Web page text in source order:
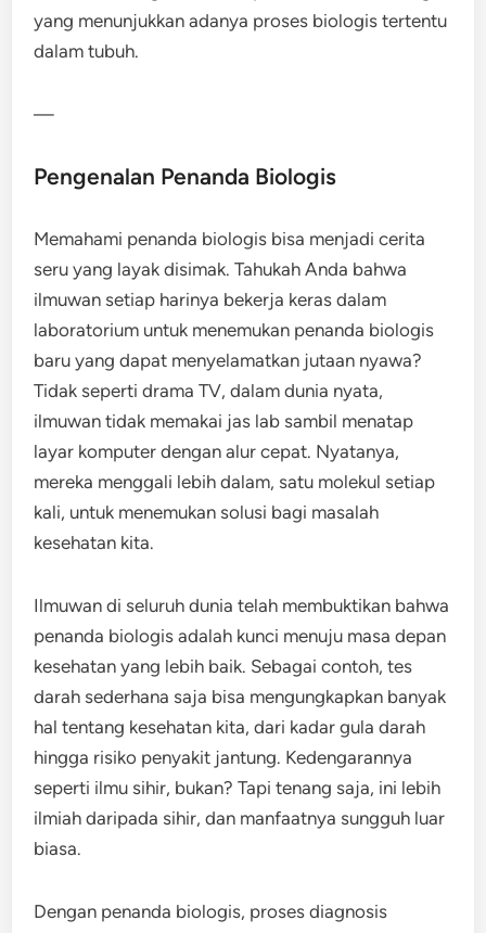
yang menunjukkan adanya proses biologis tertentu
dalam tubuh.
—
Pengenalan Penanda Biologis
Memahami penanda biologis bisa menjadi cerita
seru yang layak disimak. Tahukah Anda bahwa
ilmuwan setiap harinya bekerja keras dalam
laboratorium untuk menemukan penanda biologis
baru yang dapat menyelamatkan jutaan nyawa?
Tidak seperti drama TV, dalam dunia nyata,
ilmuwan tidak memakai jas lab sambil menatap
layar komputer dengan alur cepat. Nyatanya,
mereka menggali lebih dalam, satu molekul setiap
kali, untuk menemukan solusi bagi masalah
kesehatan kita.
Ilmuwan di seluruh dunia telah membuktikan bahwa
penanda biologis adalah kunci menuju masa depan
kesehatan yang lebih baik. Sebagai contoh, tes
darah sederhana saja bisa mengungkapkan banyak
hal tentang kesehatan kita, dari kadar gula darah
hingga risiko penyakit jantung. Kedengarannya
seperti ilmu sihir, bukan? Tapi tenang saja, ini lebih
ilmiah daripada sihir, dan manfaatnya sungguh luar
biasa.
Dengan penanda biologis, proses diagnosis